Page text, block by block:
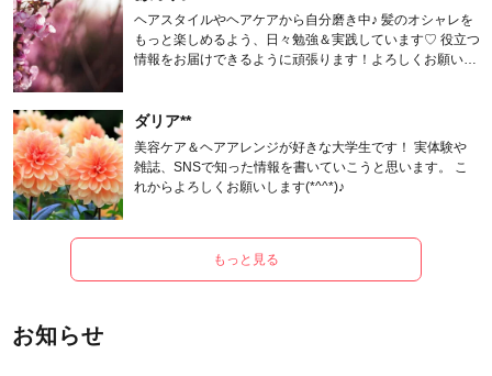
ヘアスタイルやヘアケアから自分磨き中♪ 髪のオシャレを
もっと楽しめるよう、日々勉強＆実践しています♡ 役立つ
情報をお届けできるように頑張ります！よろしくお願いし
ダリア**
美容ケア＆ヘアアレンジが好きな大学生です！ 実体験や
雑誌、SNSで知った情報を書いていこうと思います。 こ
れからよろしくお願いします(*^^*)♪
もっと見る
お知らせ